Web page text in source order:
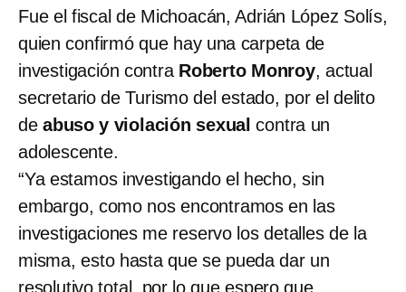
Fue el fiscal de Michoacán, Adrián López Solís,
quien confirmó que hay una carpeta de
investigación contra Roberto Monroy, actual
secretario de Turismo del estado, por el delito
de abuso y violación sexual contra un
adolescente.
“Ya estamos investigando el hecho, sin
embargo, como nos encontramos en las
investigaciones me reservo los detalles de la
misma, esto hasta que se pueda dar un
resolutivo total, por lo que espero que